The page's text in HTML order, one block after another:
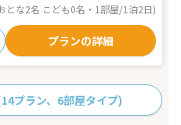
とな2名 こども0名・1部屋/1泊2日)
プランの詳細
プラン、6部屋タイプ)